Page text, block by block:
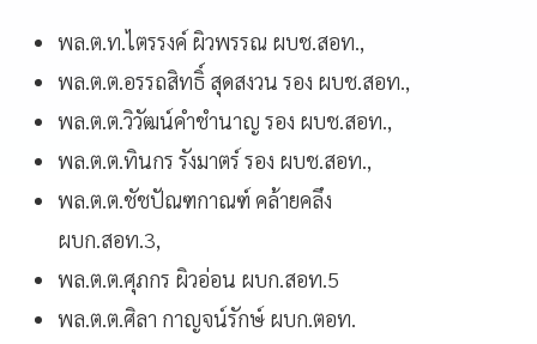
พล.ต.ท.ไตรรงค์ ผิวพรรณ ผบช.สอท.,
พล.ต.ต.อรรถสิทธิ์ สุดสงวน รอง ผบช.สอท.,
พล.ต.ต.วิวัฒน์คำชำนาญ รอง ผบช.สอท.,
พล.ต.ต.ทินกร รังมาตร์ รอง ผบช.สอท.,
พล.ต.ต.ชัชปัณฑกาณฑ์ คล้ายคลึง
ผบก.สอท.3,
พล.ต.ต.ศุภกร ผิวอ่อน ผบก.สอท.5
พล.ต.ต.ศิลา กาญจน์รักษ์ ผบก.ตอท.